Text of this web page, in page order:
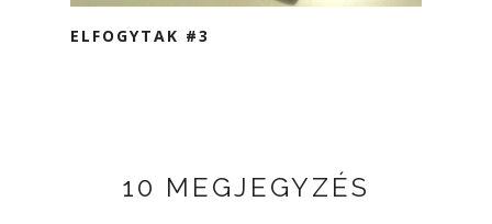
ELFOGYTAK #3
10 MEGJEGYZÉS